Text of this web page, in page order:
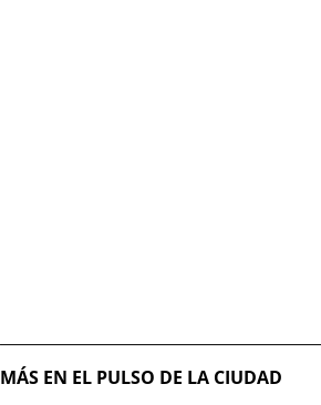
MÁS EN EL PULSO DE LA CIUDAD